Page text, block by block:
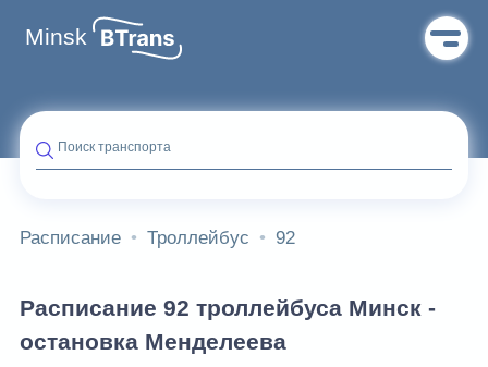
Minsk
Поиск транспорта
Расписание Троллейбус 92
Расписание 92 троллейбуса Минск -
остановка Менделеева